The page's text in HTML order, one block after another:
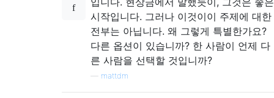
시작입니다. 그러나 이것이이 주제에 대한
전부는 아닙니다. 왜 그렇게 특별한가요?
다른 옵션이 있습니까? 한 사람이 언제 다
른 사람을 선택할 것입니까?
mattdm